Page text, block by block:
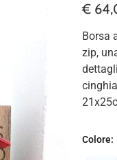
€
Borsa
zip,
Colore: